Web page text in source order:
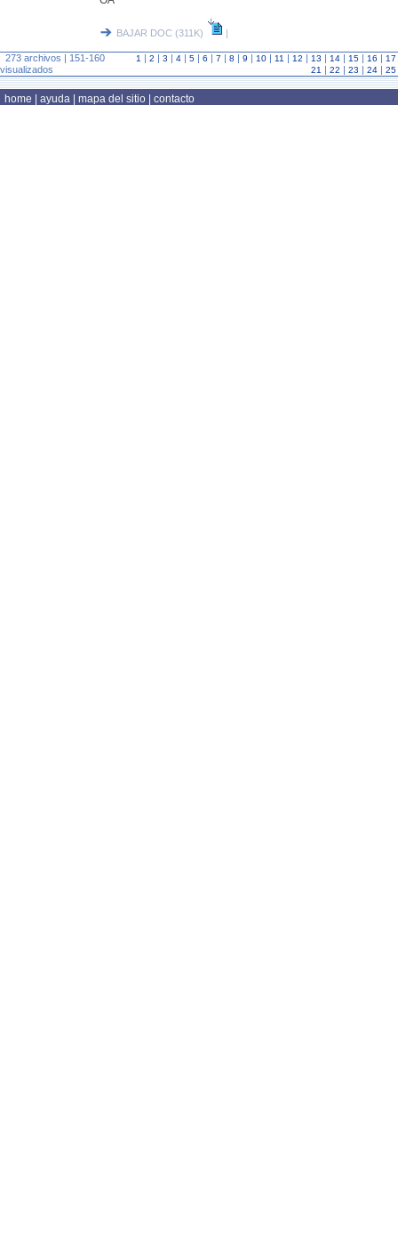
BAJAR DOC (311K) |
273 archivos | 151-160
visualizados
1 | 2 | 3 | 4 | 5 | 6 | 7 | 8 | 9 | 10 | 11 | 12 | 13 | 14 | 15 | 16 | 17
21 | 22 | 23 | 24 | 25
home ayuda mapa del sitio contacto